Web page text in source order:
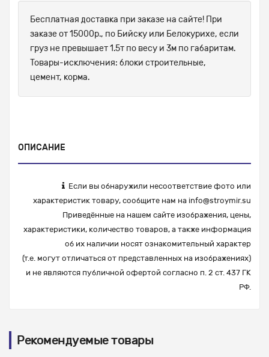
Бесплатная доставка при заказе на сайте! При
заказе от 15000р., по Бийску или Белокурихе, если
груз не превышает 1.5т по весу и 3м по габаритам.
Товары-исключения: блоки строительные,
цемент, корма.
ОПИСАНИЕ
Если вы обнаружили несоответствие фото или
характеристик товару, сообщите нам на info@stroymir.su
Приведённые на нашем сайте изображения, цены,
характеристики, количество товаров, а также информация
об их наличии носят ознакомительный характер
(т.е. могут отличаться от представленных на изображениях)
и не являются публичной офертой согласно п. 2 ст. 437 ГК
РФ.
Рекомендуемые товары